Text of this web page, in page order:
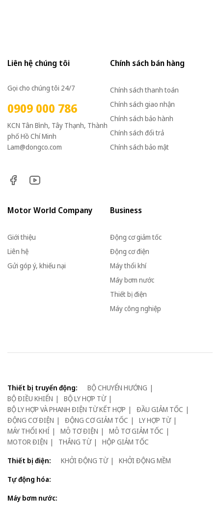
Liên hệ chúng tôi
Gọi cho chúng tôi 24/7
0909 000 786
KCN Tân Bình, Tây Thạnh, Thành
phố Hồ Chí Minh
Lam@dongco.com
Chính sách bán hàng
Chính sách thanh toán
Chính sách giao nhận
Chính sách bảo hành
Chính sách đổi trả
Chính sách bảo mật
Motor World Company
Giới thiệu
Liên hệ
Gửi góp ý, khiếu nại
Business
Động cơ giảm tốc
Động cơ điện
Máy thổi khí
Máy bơm nước
Thiết bị điện
Máy công nghiệp
Thiết bị truyển động:
BỘ CHUYỂN HƯỚNG
BỘ ĐIỀU KHIỂN
BỘ LY HỢP TỪ
BỘ LY HỢP VÀ PHANH ĐIỆN TỪ KẾT HỢP
ĐẦU GIẢM TỐC
ĐỘNG CƠ ĐIỆN
ĐỘNG CƠ GIẢM TỐC
LY HỢP TỪ
MÁY THỔI KHÍ
MÔ TƠ ĐIỆN
MÔ TƠ GIẢM TỐC
MOTOR ĐIỆN
THẮNG TỪ
HỘP GIẢM TỐC
Thiết bị điện:
KHỞI ĐỘNG TỪ
KHỞI ĐỘNG MỀM
Tự động hóa:
Máy bơm nước: